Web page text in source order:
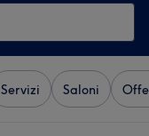
Servizi Saloni